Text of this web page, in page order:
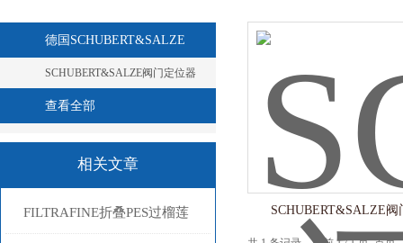
德国SCHUBERT&SALZE
SCHUBERT&SALZE阀门定位器
查看全部
相关文章
FILTRAFINE折叠PES过榴莲 SCHUBERT&SALZE阀